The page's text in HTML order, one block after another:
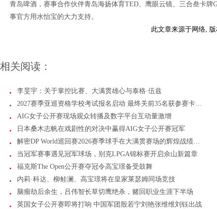
青岛啤酒，赛事合作伙伴青岛海扬体育TED、鹰眼云镜、三合叁卡
事官方用水怡宝的大力支持。
此文章来源于网络,
相关阅读：
李旻宇：关于掌控比赛、大满贯雄心与泰格·伍兹
2027赛季亚巡资格学校考试报名启动 最终关前35名获参赛卡…
AIG女子公开赛现场观众转播及数字平台互动量激增
日本桑木志帆在戏剧性的对决中赢得AIG女子公开赛冠军
解密DP World巡回赛2026赛季球手在大满贯赛场的辉煌战绩…
当冠军赛事遇见冠军球场，别克LPGA锦标赛开启佘山新篇章
福克斯The Open公开赛夺冠令高宝璟备受鼓舞
内莉·科达、柳鲑澜、高宝璟将在皇家莱瑟姆同场竞技
脑瘤劫后余生，吕伟智长草切鹰绝杀，赌回职业生涯下半场
英国女子公开赛即将打响 中国军团殷若宁刘艳张维维刘钰出战